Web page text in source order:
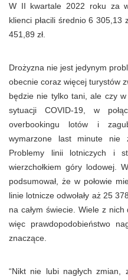
W II kwartale 2022 roku za
klienci płacili średnio 6 305,13
451,89 zł.
Drożyzna nie jest jedynym
obecnie coraz więcej turystów
będzie nie tylko tani, ale czy
sytuacji COVID-19, w
overbookingu lotów i
wymarzone last minute nie
Problemy linii lotniczych i
wierzchołkiem góry lodowej.
podsumował, że w połowie
linie lotnicze odwołały aż 25
na całym świecie. Wiele z
więc prawdopodobieństwo
znaczące.
“Nikt nie lubi nagłych zmian,